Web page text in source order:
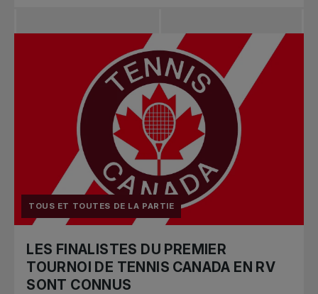
TOUS ET TOUTES DE LA PARTIE
LES FINALISTES DU PREMIER
TOURNOI DE TENNIS CANADA EN RV
SONT CONNUS